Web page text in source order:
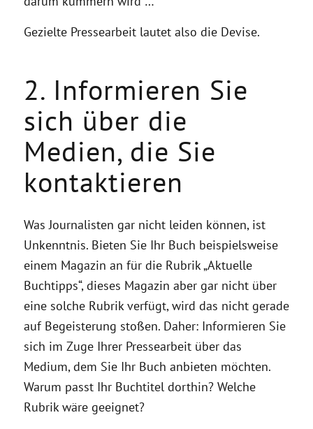
Gezielte Pressearbeit lautet also die Devise.
2. Informieren Sie
sich über die
Medien, die Sie
kontaktieren
Was Journalisten gar nicht leiden können, ist
Unkenntnis. Bieten Sie Ihr Buch beispielsweise
einem Magazin an für die Rubrik „Aktuelle
Buchtipps“, dieses Magazin aber gar nicht über
eine solche Rubrik verfügt, wird das nicht gerade
auf Begeisterung stoßen. Daher: Informieren Sie
sich im Zuge Ihrer Pressearbeit über das
Medium, dem Sie Ihr Buch anbieten möchten.
Warum passt Ihr Buchtitel dorthin? Welche
Rubrik wäre geeignet?